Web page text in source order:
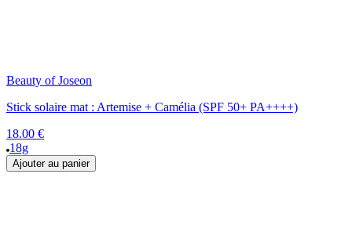
Beauty of Joseon
Stick solaire mat : Artemise + Camélia (SPF 50+ PA++++)
18.00 €
18g
Ajouter au panier